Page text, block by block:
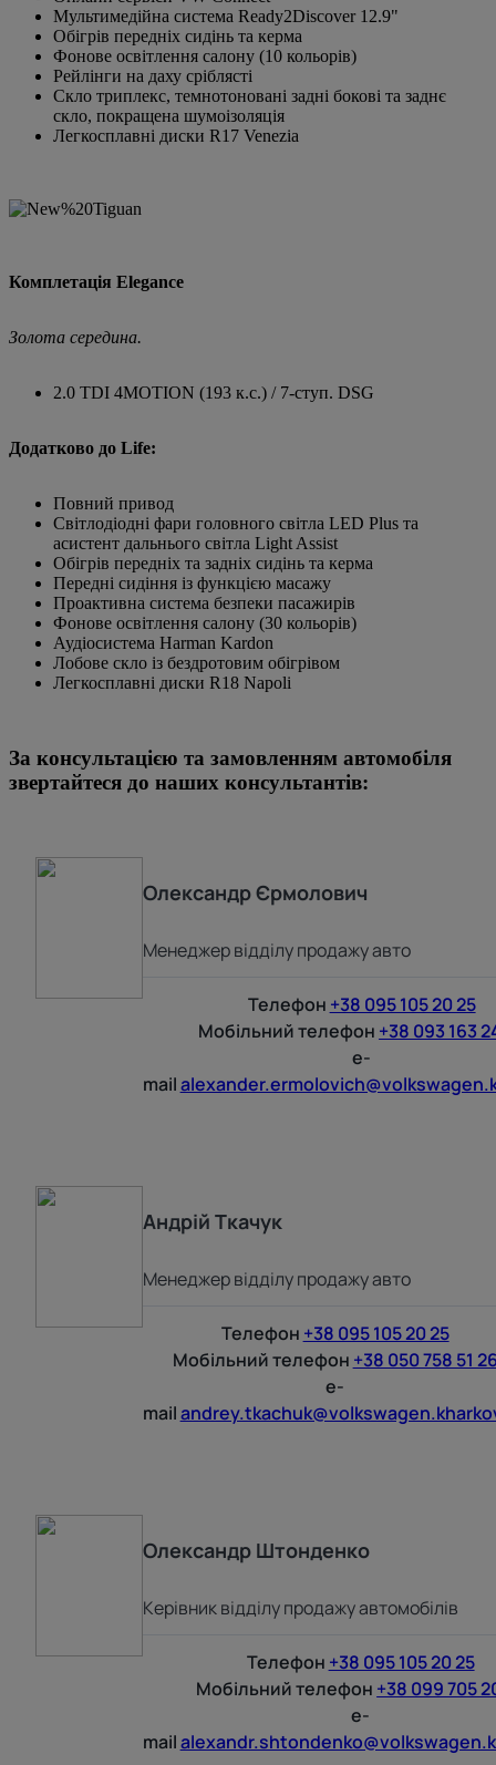
Мультимедійна система Ready2Discover 12.9"
Обігрів передніх сидінь та керма
Фонове освітлення салону (10 кольорів)
Рейлінги на даху сріблясті
Скло триплекс, темнотоновані задні бокові та заднє
скло, покращена шумоізоляція
Легкосплавні диски R17 Venezia
Комплетація Elegance
Золота середина.
2.0 TDI 4MOTION (193 к.с.) / 7-ступ. DSG
Додатково до Life:
Повний привод
Світлодіодні фари головного світла LED Plus та
асистент дальнього світла Light Assist
Обігрів передніх та задніх сидінь та керма
Передні сидіння із функцією масажу
Проактивна система безпеки пасажирів
Фонове освітлення салону (30 кольорів)
Аудіосистема Harman Kardon
Лобове скло із бездротовим обігрівом
Легкосплавні диски R18 Napoli
За консультацією та замовленням автомобіля
звертайтеся до наших консультантів:
ОлександрЄрмолович
Менеджер відділу продажу авто
Телефон +38 095 105 20 25
Мобільний телефон +38 093 163
e-
mail
Андрій Ткачук
Менеджер відділу продажу авто
Телефон +38 095 105 20 25
Мобільний телефон +38 050 758 51
e-
mail
Олександр Штонденко
Керівник відділу продажу автомобілів
Телефон +38 095 105 20 25
Мобільний телефон +38 099 705
e-
mail